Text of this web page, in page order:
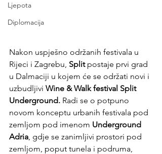
Ljepota
Diplomacija
Nakon uspješno održanih festivala u
Rijeci i Zagrebu, Split postaje prvi grad
u Dalmaciji u kojem će se održati novi i
uzbudljivi Wine & Walk festival Split
Underground. Radi se o potpuno
novom konceptu urbanih festivala pod
zemljom pod imenom Underground
Adria , gdje se zanimljivi prostori pod
zemljom, poput tunela i podruma,